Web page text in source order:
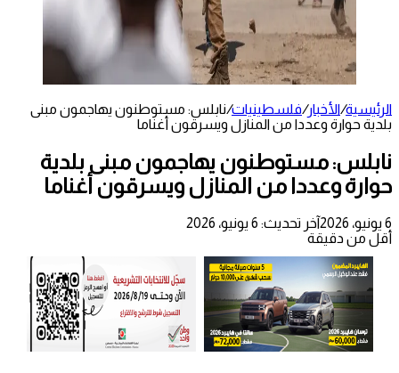
الرئيسية/الأخبار/فلسطينيات/نابلس: مستوطنون يهاجمون مبنى
بلدية حوارة وعددا من المنازل ويسرقون أغناما
نابلس: مستوطنون يهاجمون مبنى بلدية
حوارة وعددا من المنازل ويسرقون أغناما
6 يونيو، 2026
آخر تحديث: 6 يونيو، 2026
أقل من دقيقة